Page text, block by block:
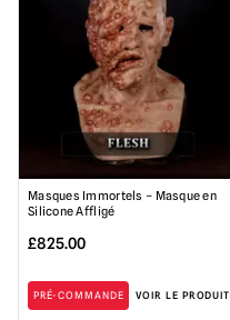
Masques Immortels – Masque en
Silicone Affligé
£825.00
PRÉ-COMMANDE VOIR LE PRODUIT